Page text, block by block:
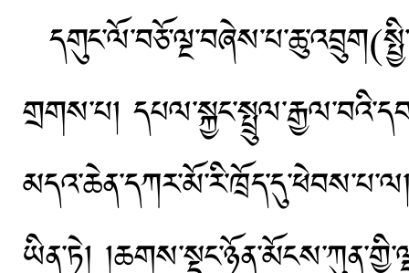
གྲགས་པ།
ཡིན་ཏེ།